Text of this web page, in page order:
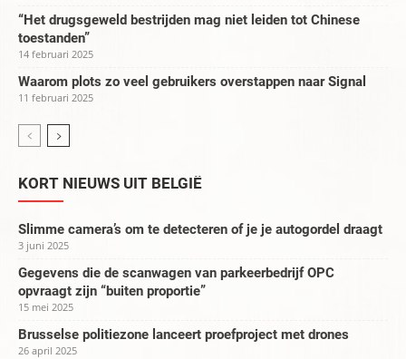
“Het drugsgeweld bestrijden mag niet leiden tot Chinese
toestanden”
14 februari 2025
Waarom plots zo veel gebruikers overstappen naar Signal
11 februari 2025
KORT NIEUWS UIT BELGIË
Slimme camera’s om te detecteren of je je autogordel draagt
3 juni 2025
Gegevens die de scanwagen van parkeerbedrijf OPC
opvraagt zijn “buiten proportie”
15 mei 2025
Brusselse politiezone lanceert proefproject met drones
26 april 2025